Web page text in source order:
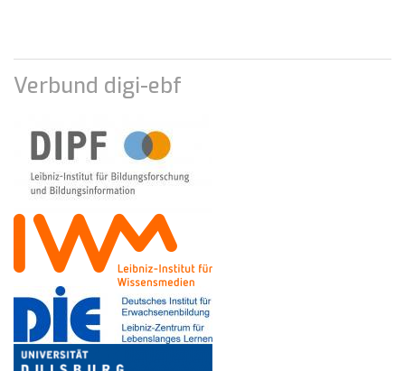
Verbund digi-ebf